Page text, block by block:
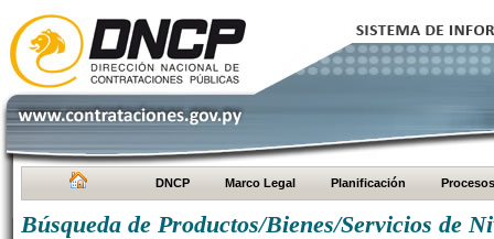
DNCP Marco Legal Planificación Procesos
Búsqueda de Productos/Bienes/Servicios de